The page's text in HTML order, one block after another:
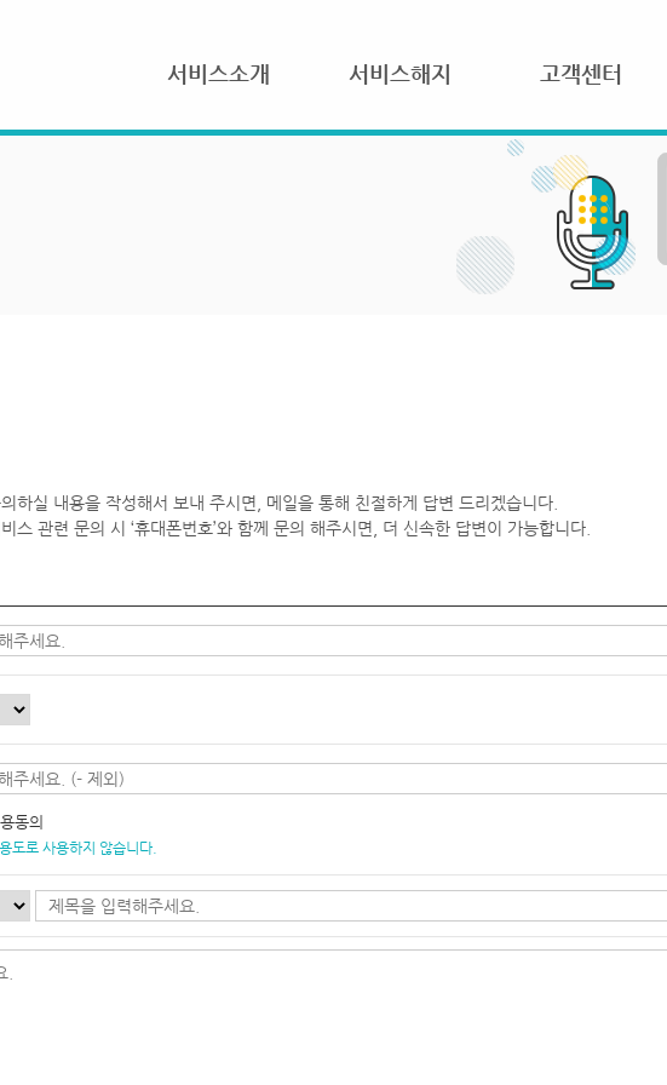
서비스소개 서비스해지 고객센터
하실 내용을 작성해서 보내 주시면, 메일을 통해 친절하게 답변 드리겠습니다.
스 관련 문의 시 ‘휴대폰번호’와 함께 문의 해주시면, 더 신속한 답변이 가능합니다.
동의
도로 사용하지 않습니다.